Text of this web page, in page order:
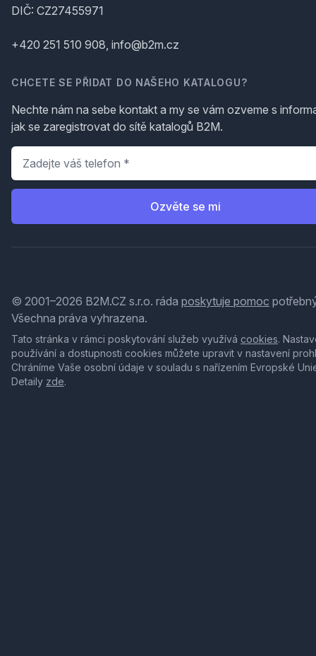
DIČ: CZ27455971
+420 251 510 908, info@b2m.cz
CHCETE SE PŘIDAT DO NAŠEHO KATALOGU?
Nechte nám na sebe kontakt a my se vám ozveme s
jak se zaregistrovat do sítě katalogů B2M.
Telefon
Ozvěte se mi
© 2001–2026 B2M.CZ s.r.o. ráda poskytuje pomoc
Všechna práva vyhrazena.
Tato stránka v rámci poskytování služeb využívá cookies.
používání a dostupnosti cookies můžete upravit v nastavení
Chráníme Vaše osobní údaje v souladu s nařízením Evropské
Detaily zde.